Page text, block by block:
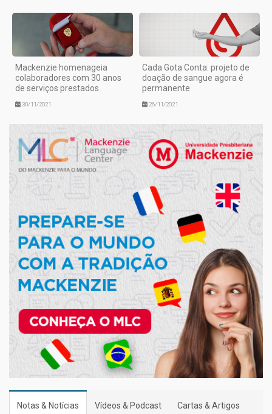
Mackenzie homenageia
colaboradores com 30 anos
de serviços prestados
30/11/2021
Cada Gota Conta: projeto de
doação de sangue agora é
permanente
26/11/2021
Notas & Notícias Vídeos & Podcast Cartas & Artigos